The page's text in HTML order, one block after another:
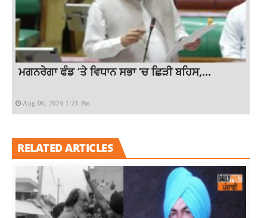
ਮਗਨਰੇਗਾ ਫੰਡ ‘ਤੇ ਵਿਧਾਨ ਸਭਾ ‘ਚ ਛਿੜੀ ਬਹਿਸ,...
Aug 06, 2026 1:21 Pm
RELATED ARTICLES